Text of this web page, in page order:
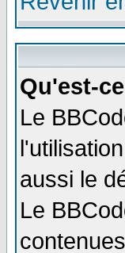
Qu'est-
Le
aussi le
Le